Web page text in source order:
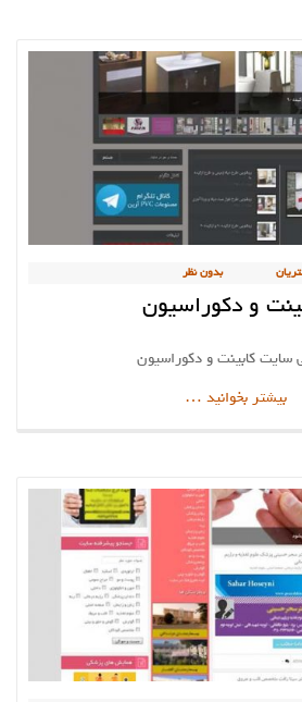
بدون نظر
و دکوراسیون
سایت کابینت و دکوراسیون
بیشتر بخوانیددربارهطراحی
دکوراسیون
…